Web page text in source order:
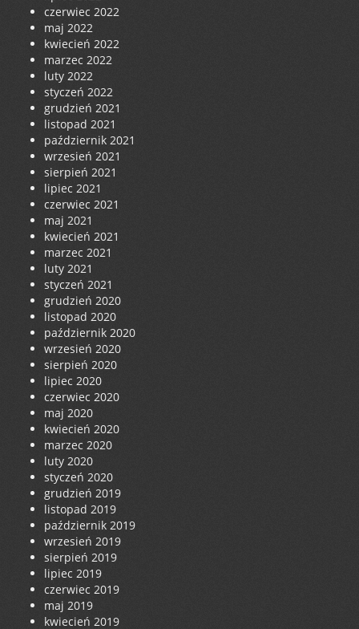
czerwiec 2022
maj 2022
kwiecień 2022
marzec 2022
luty 2022
styczeń 2022
grudzień 2021
listopad 2021
październik 2021
wrzesień 2021
sierpień 2021
lipiec 2021
czerwiec 2021
maj 2021
kwiecień 2021
marzec 2021
luty 2021
styczeń 2021
grudzień 2020
listopad 2020
październik 2020
wrzesień 2020
sierpień 2020
lipiec 2020
czerwiec 2020
maj 2020
kwiecień 2020
marzec 2020
luty 2020
styczeń 2020
grudzień 2019
listopad 2019
październik 2019
wrzesień 2019
sierpień 2019
lipiec 2019
czerwiec 2019
maj 2019
kwiecień 2019